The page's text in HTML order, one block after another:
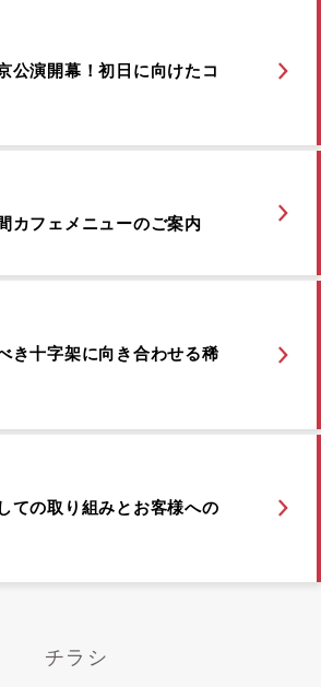
公演開幕！初日に向けたコ
カフェメニューのご案内
き十字架に向き合わせる稀
ての取り組みとお客様への
チラシ